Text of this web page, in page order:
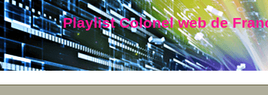
Playlist Colonel web de